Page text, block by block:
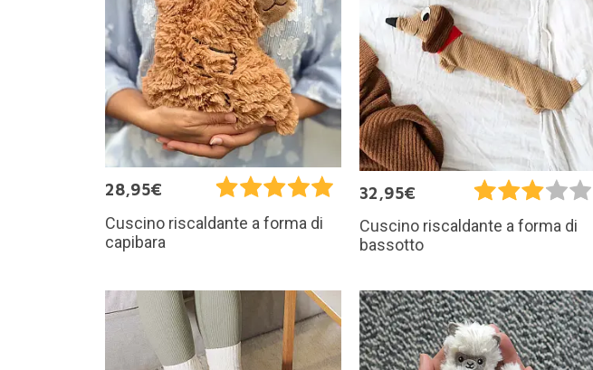
28,95€
Cuscino riscaldante a forma di
capibara
32,95€
Cuscino riscaldante a forma di
bassotto